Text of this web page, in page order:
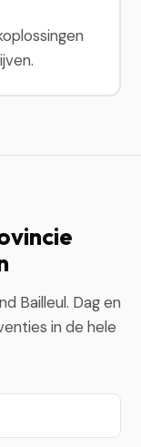
Bailleul. Dag en
in de hele